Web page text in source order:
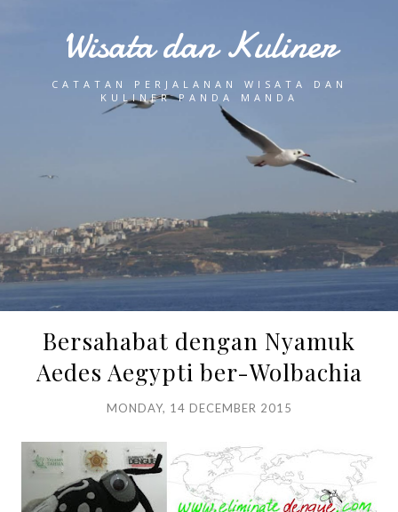
Wisata dan Kuliner
CATATAN PERJALANAN WISATA DAN
KULINER PANDA MANDA
Bersahabat dengan Nyamuk
Aedes Aegypti ber-Wolbachia
MONDAY, 14 DECEMBER 2015